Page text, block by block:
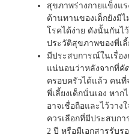
สุขภาพร่างกายแข็งแ
ต้านทานของเด็กยังมีไ
โรคได้ง่าย ดังนั้นกันไ
ประวัติสุขภาพของพี่เลี้
มีประสบการณ์ในเรื่อง
แน่นอนว่าหลังจากที่คัด
ครอบครัวได้แล้ว คนที่
พี่เลี้ยงเด็กนั่นเอง หา
อาจเชื่อถือและไว้วาง
ควรเลือกที่มีประสบก
2 ปี หรือมีเอกสารรับ